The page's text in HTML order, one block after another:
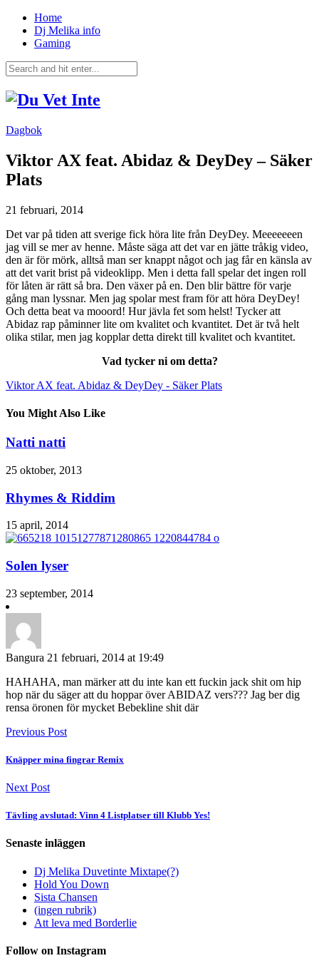
Home
Dj Melika info
Gaming
Dagbok
Viktor AX feat. Abidaz & DeyDey – Säker
Plats
21 februari, 2014
Det var på tiden att sverige fick höra lite från DeyDey. Meeeeeeen
jag vill se mer av henne. Måste säga att det var en jätte tråkig video,
den är för mörk, alltså man ser knappt något och jag får en känsla av
att det varit brist på videoklipp. Men i detta fall spelar det ingen roll
för låten är rätt så bra. Den växer på en. Den blir bättre för varje
gång man lyssnar. Men jag spolar mest fram för att höra DeyDey!
Och detta beat va mooord! Hur jävla fet som helst! Tycker att
Abidaz rap påminner lite om kvalitet och kvantitet. Det är två helt
olika stilar, men jag kopplar detta direkt till kvalitet och kvantitet.
Vad tycker ni om detta?
Viktor AX feat. Abidaz & DeyDey - Säker Plats
You Might Also Like
Natti natti
25 oktober, 2013
Rhymes & Riddim
15 april, 2014
Solen lyser
23 september, 2014
Bangura 21 februari, 2014 at 19:49
HAHAHA, man märker att du inte kan ett fuckin jack shit om hip
hop när du säger att du hoppar över ABIDAZ vers??? Jag ber dig
rensa öronen för mycket Bebekline shit där
Previous Post
Knäpper mina fingrar Remix
Next Post
Tävling avslutad: Vinn 4 Listplatser till Klubb Yes!
Senaste inläggen
Dj Melika Duvetinte Mixtape(?)
Hold You Down
Sista Chansen
(ingen rubrik)
Att leva med Borderlie
Follow on Instagram